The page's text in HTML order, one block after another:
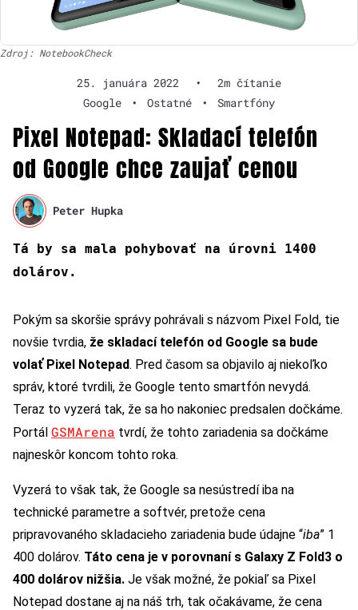
Zdroj: NotebookCheck
25. januára 2022 •
2m čítanie
Google
• Ostatné • Smartfóny
Pixel Notepad: Skladací telefón
od Google chce zaujať cenou
Peter Hupka
Tá by sa mala pohybovať na úrovni 1400
dolárov.
Pokým sa skoršie správy pohrávali s názvom Pixel Fold, tie
novšie tvrdia, že skladací telefón od Google sa bude
volať Pixel Notepad. Pred časom sa objavilo aj niekoľko
správ, ktoré tvrdili, že Google tento smartfón nevydá.
Teraz to vyzerá tak, že sa ho nakoniec predsalen dočkáme.
Portál GSMArena tvrdí, že tohto zariadenia sa dočkáme
najneskôr koncom tohto roka.
Vyzerá to však tak, že Google sa nesústredí iba na
technické parametre a softvér, pretože cena
pripravovaného skladacieho zariadenia bude údajne “iba” 1
400 dolárov. Táto cena je v porovnaní s Galaxy Z Fold3 o
400 dolárov nižšia. Je však možné, že pokiaľ sa Pixel
Notepad dostane aj na náš trh, tak očakávame, že cena